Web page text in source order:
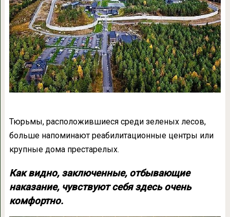
Тюрьмы, расположившиеся среди зеленых лесов,
больше напоминают реабилитационные центры или
крупные дома престарелых.
Как видно, заключенные, отбывающие
наказание, чувствуют себя здесь очень
комфортно.